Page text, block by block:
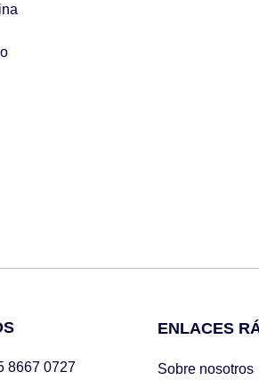
8667 0727
ENLACES
Sobre nosotros